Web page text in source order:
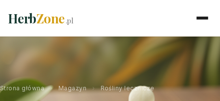
HerbZone.pl
Strona główna › Magazyn › Rośliny lecznicze